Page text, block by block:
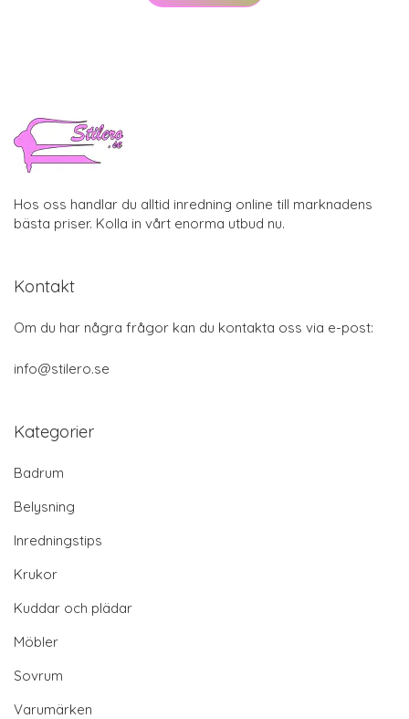
Hos oss handlar du alltid inredning online till marknadens
bästa priser. Kolla in vårt enorma utbud nu.
Kontakt
Om du har några frågor kan du kontakta oss via e-post:
info@stilero.se
Kategorier
Badrum
Belysning
Inredningstips
Krukor
Kuddar och plädar
Möbler
Sovrum
Varumärken